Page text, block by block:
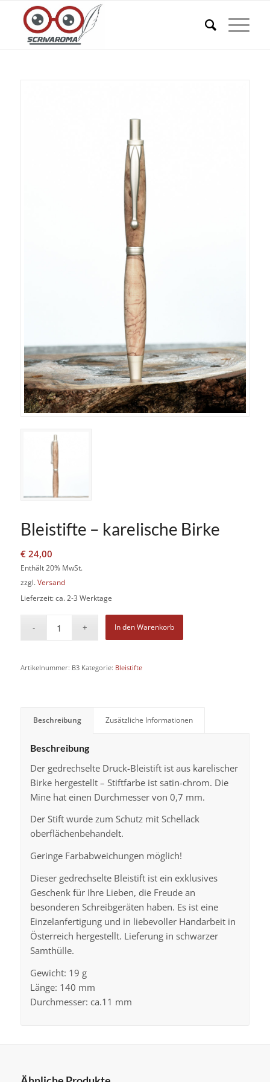
Bleistifte – karelische Birke
€24,00
Enthält 20% MwSt.
zzgl.Versand
Lieferzeit: ca. 2-3 Werktage
In den Warenkorb
Artikelnummer: B3 Kategorie: Bleistifte
Beschreibung Zusätzliche Informationen
Beschreibung
Der gedrechselte Druck-Bleistift ist aus karelischer
Birke hergestellt – Stiftfarbe ist satin-chrom. Die
Mine hat einen Durchmesser von 0,7 mm.
Der Stift wurde zum Schutz mit Schellack
oberflächenbehandelt.
Geringe Farbabweichungen möglich!
Dieser gedrechselte Bleistift ist ein exklusives
Geschenk für Ihre Lieben, die Freude an
besonderen Schreibgeräten haben. Es ist eine
Einzelanfertigung und in liebevoller Handarbeit in
Österreich hergestellt. Lieferung in schwarzer
Samthülle.
Gewicht: 19 g
Länge: 140 mm
Durchmesser: ca.11 mm